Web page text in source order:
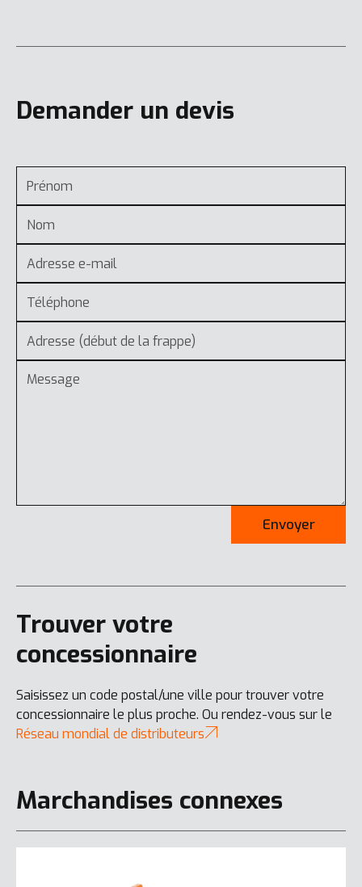
Demander un devis
Envoyer
Trouver votre
concessionnaire
Saisissez un code postal/une ville pour trouver votre
concessionnaire le plus proche. Ou rendez-vous sur le
Réseau mondial de distributeurs
Marchandises connexes